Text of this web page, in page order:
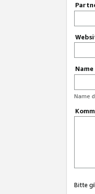
Name
Bitte